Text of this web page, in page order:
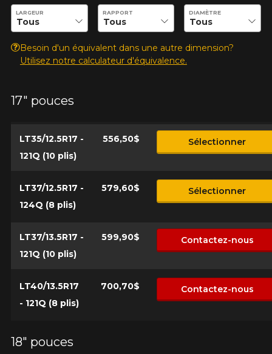
Entrez les dimensions souhaitées pour vérifier la disponibilité
LARGEUR RAPPORT DIAMÈTRE
Besoin d'un équivalent dans une autre dimension?
Utilisez notre calculateur d'équivalence.
17" pouces
LT35/12.5R17 -
121Q (10 plis)
556,50$ Sélectionner
LT37/12.5R17 -
124Q (8 plis)
579,60$ Sélectionner
LT37/13.5R17 -
121Q (10 plis)
599,90$ Contactez-nous
LT40/13.5R17
- 121Q (8 plis)
700,70$ Contactez-nous
18" pouces